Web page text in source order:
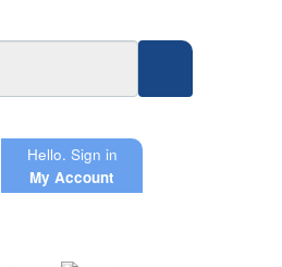
Hello. Sign in
My Account